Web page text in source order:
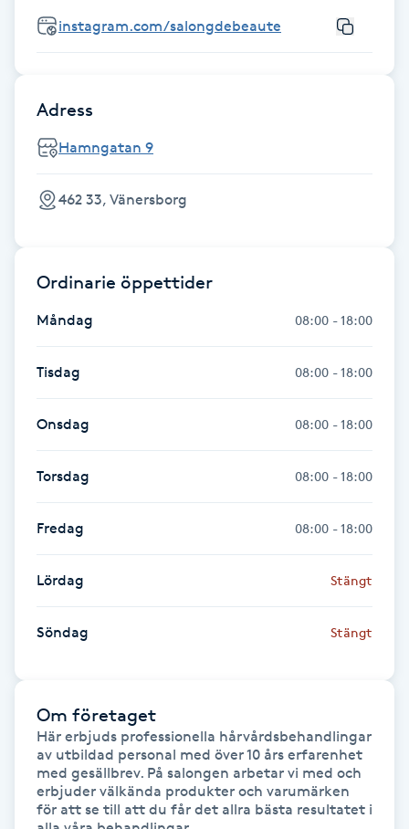
Fransrengöring
Friskvård
Friskvårdsmassage
Frisör
Färgning
Föning
Gel naglar
Gelenaglar
Gellack
Gellack med förstärkning
Gravidmassage
Gravidyoga
Gruppträning
instagram.com/salongdebeaute
Adress
Hamngatan 9
462 33, Vänersborg
Ordinarie öppettider
Måndag 08:00 - 18:00
Tisdag 08:00 - 18:00
Onsdag 08:00 - 18:00
Torsdag 08:00 - 18:00
Fredag 08:00 - 18:00
Lördag Stängt
Söndag Stängt
Om företaget
Här erbjuds professionella hårvårdsbehandlingar
av utbildad personal med över 10 års erfarenhet
med gesällbrev. På salongen arbetar vi med och
erbjuder välkända produkter och varumärken
för att se till att du får det allra bästa resultatet i